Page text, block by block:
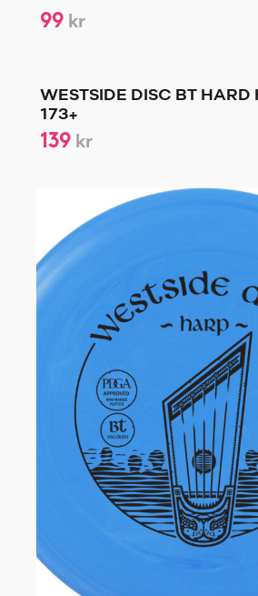
99 kr
WESTSIDE DISC BT HARD
173+
139 kr